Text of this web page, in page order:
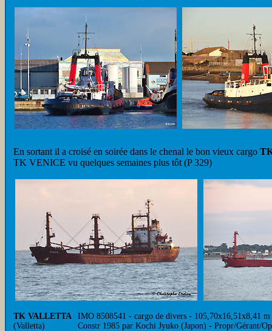
En sortant il a croisé en soirée dans le chenal le bon vieux cargo
TK VENICE vu quelques semaines plus tôt (P 329)
TK VALLETTA
(Valletta)
IMO 8508541 - cargo de divers - 105,70x16,51x8,41
Constr 1985 par Kochi Jyuko (Japon) - Propr/